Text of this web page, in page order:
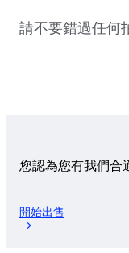
請不要錯過任何
您認為您有我們合
開始出售